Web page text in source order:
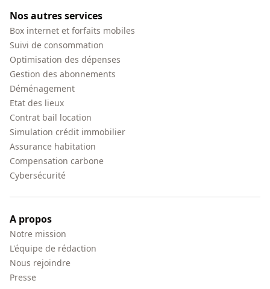
Nos autres services
Box internet et forfaits mobiles
Suivi de consommation
Optimisation des dépenses
Gestion des abonnements
Déménagement
Etat des lieux
Contrat bail location
Simulation crédit immobilier
Assurance habitation
Compensation carbone
Cybersécurité
A propos
Notre mission
L'équipe de rédaction
Nous rejoindre
Presse